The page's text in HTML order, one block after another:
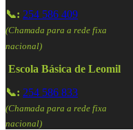
📞: 254 586 409
(Chamada para a rede fixa
nacional)
Escola Básica de Leomil
📞: 254 586 833
(Chamada para a rede fixa
nacional)